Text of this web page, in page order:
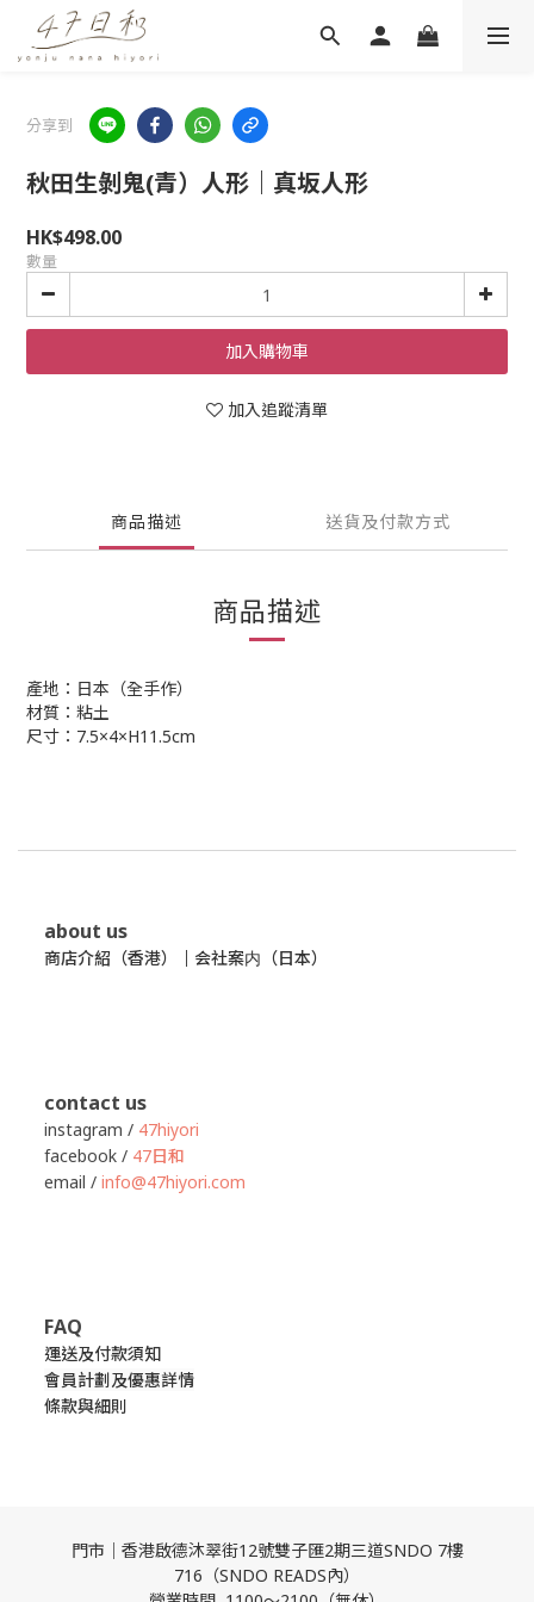
分享到
秋田生剝鬼(青）人形｜真坂人形
HK$498.00
數量
加入購物車
加入追蹤清單
商品描述 送貨及付款方式
商品描述
產地：日本（全手作）
材質：粘土
尺寸：7.5×4×H11.5cm
about us
商店介紹（香港） 会社案内（日本）
contact us
instagram / 47hiyori
facebook / 47日和
email / info@47hiyori.com
FAQ
運送及付款須知
會員計劃及優惠詳情
條款與細則
門市｜香港啟德沐翠街12號雙子匯2期三道SNDO 7樓
716（SNDO READS內）